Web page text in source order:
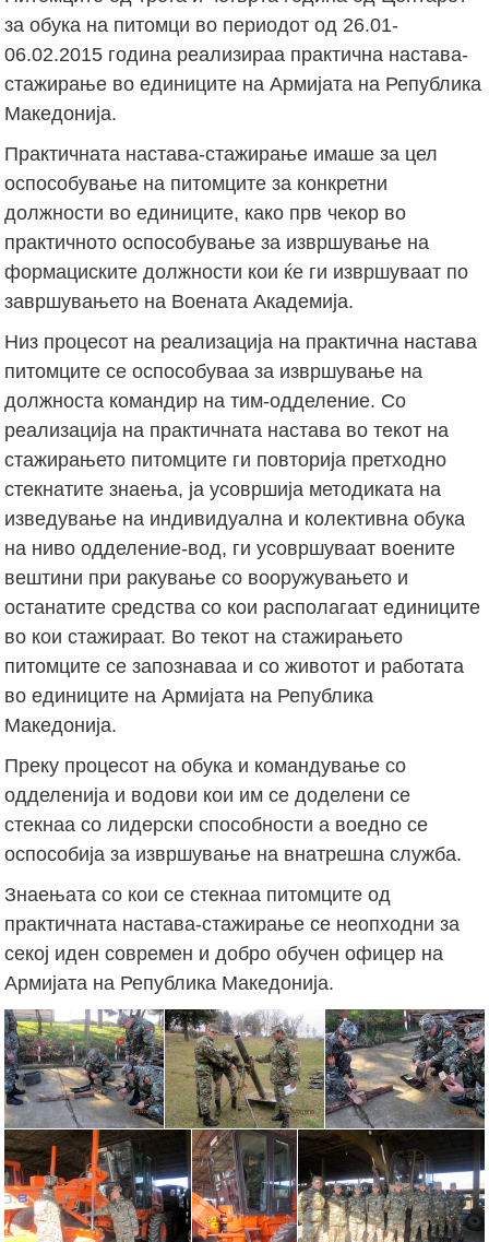
за обука на питомци во периодот од 26.01-
06.02.2015 година реализираа практична настава-
стажирање во единиците на Армијата на Република
Македонија.
Практичната настава-стажирање имаше за цел
оспособување на питомците за конкретни
должности во единиците, како прв чекор во
практичното оспособување за извршување на
формациските должности кои ќе ги извршуваат по
завршувањето на Воената Академија.
Низ процесот на реализација на практична настава
питомците се оспособуваа за извршување на
должноста командир на тим-одделение. Со
реализација на практичната настава во текот на
стажирањето питомците ги повторија претходно
стекнатите знаења, ја усовршија методиката на
изведување на индивидуална и колективна обука
на ниво одделение-вод, ги усовршуваат воените
вештини при ракување со вооружувањето и
останатите средства со кои располагаат единиците
во кои стажираат. Во текот на стажирањето
питомците се запознаваа и со животот и работата
во единиците на Армијата на Република
Македонија.
Преку процесот на обука и командување со
одделенија и водови кои им се доделени се
стекнаа со лидерски способности а воедно се
оспособија за извршување на внатрешна служба.
Знаењата со кои се стекнаа питомците од
практичната настава-стажирање се неопходни за
секој иден современ и добро обучен офицер на
Армијата на Република Македонија.